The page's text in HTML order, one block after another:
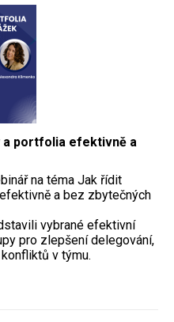
a portfolia efektivně a
na téma Jak řídit
a bez zbytečných
vybrané efektivní
pro zlepšení delegování,
v týmu.